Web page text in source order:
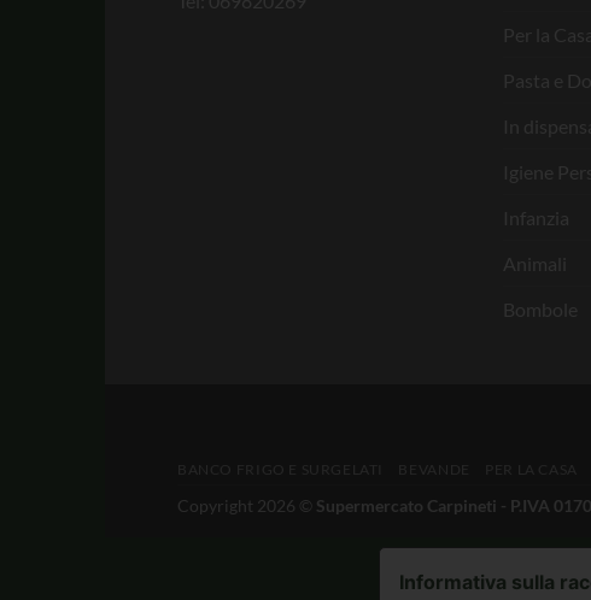
Per la
Pasta e
In
Igiene
Infanzia
Animali
Bombole
Copyright 2026 © Supermercato Carpineti - P.IVA
Informativa sulla